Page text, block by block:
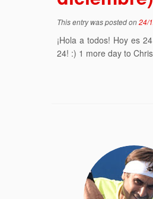
This entry was posted on24/
¡Hola a todos! Hoy es
24! :) 1 more day to